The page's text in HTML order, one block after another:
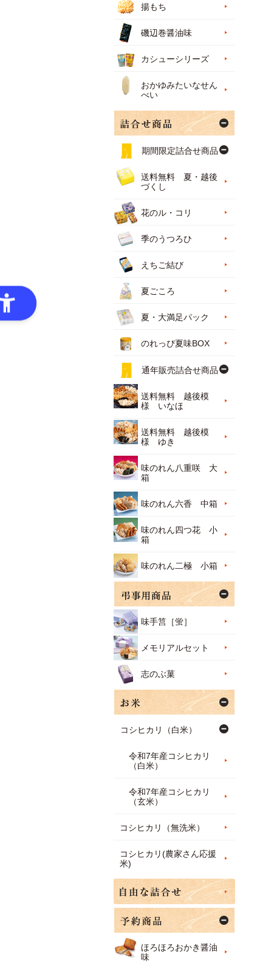
揚もち
磯辺巻醤油味
カシューシリーズ
おかゆみたいなせん
べい
期間限定詰合せ商品
送料無料 夏・越後
づくし
花のル・コリ
季のうつろひ
えちご結び
夏ごころ
夏・大満足パック
のれっぴ夏味BOX
通年販売詰合せ商品
送料無料 越後模
様 いなほ
送料無料 越後模
様 ゆき
味のれん八重咲 大
箱
味のれん六香 中箱
味のれん四つ花 小
箱
味のれん二極 小箱
味手筥［蛍］
メモリアルセット
志のぶ菓
コシヒカリ（白米）
令和7年産コシヒカリ
（白米）
令和7年産コシヒカリ
（玄米）
コシヒカリ（無洗米）
コシヒカリ(農家さん応援
米)
ほろほろおかき醤油
味